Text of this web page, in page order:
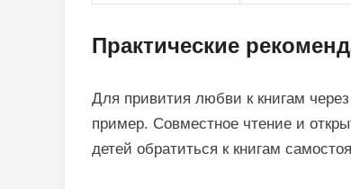
Практические
Для привития любви к книгам
пример. Совместное чтение и
детей обратиться к книгам